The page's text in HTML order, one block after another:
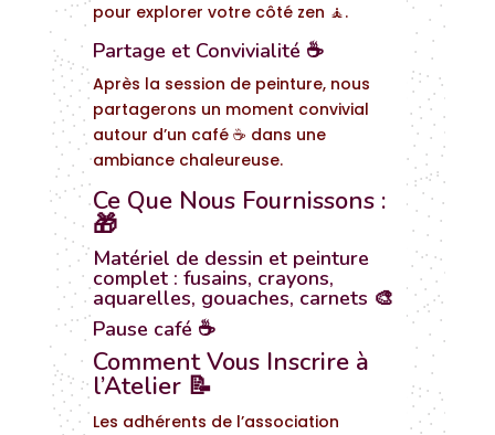
pour explorer votre côté zen 🧘.
Partage et Convivialité ☕
Après la session de peinture, nous
partagerons un moment convivial
autour d’un café ☕ dans une
ambiance chaleureuse.
Ce Que Nous Fournissons :
🎁
Matériel de dessin et peinture
complet : fusains, crayons,
aquarelles, gouaches, carnets 🎨
Pause café ☕
Comment Vous Inscrire à
l’Atelier 📝
Les adhérents de l’association